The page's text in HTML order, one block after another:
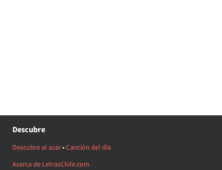
Descubre
Descubre al azar•Canción del día
Acerca de LetrasChile.com